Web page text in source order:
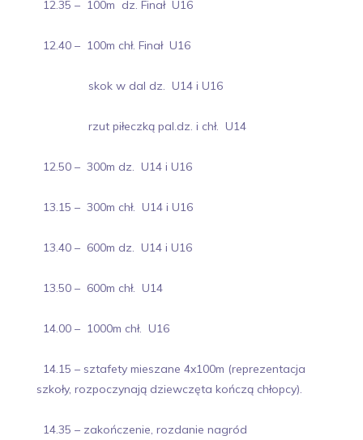
12.35 – 100m dz. Finał U16
12.40 – 100m chł. Finał U16
skok w dal dz. U14 i U16
rzut piłeczką pal.dz. i chł. U14
12.50 – 300m dz. U14 i U16
13.15 – 300m chł. U14 i U16
13.40 – 600m dz. U14 i U16
13.50 – 600m chł. U14
14.00 – 1000m chł. U16
14.15 – sztafety mieszane 4x100m (reprezentacja
szkoły, rozpoczynają dziewczęta kończą chłopcy).
14.35 – zakończenie, rozdanie nagród